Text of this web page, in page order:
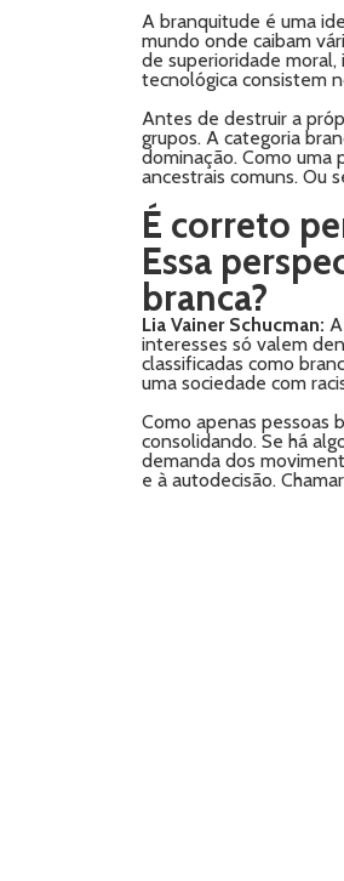
A branquitude é uma
mundo onde caibam
de superioridade
tecnológica consistem
Antes de destruir a
grupos. A categoria
dominação. Como uma
ancestrais comuns. Ou
É correto
Essa
branca?
Lia Vainer Schucman:
interesses só valem
classificadas como
uma sociedade com
Como apenas pessoas
consolidando. Se há
demanda dos
e à autodecisão.